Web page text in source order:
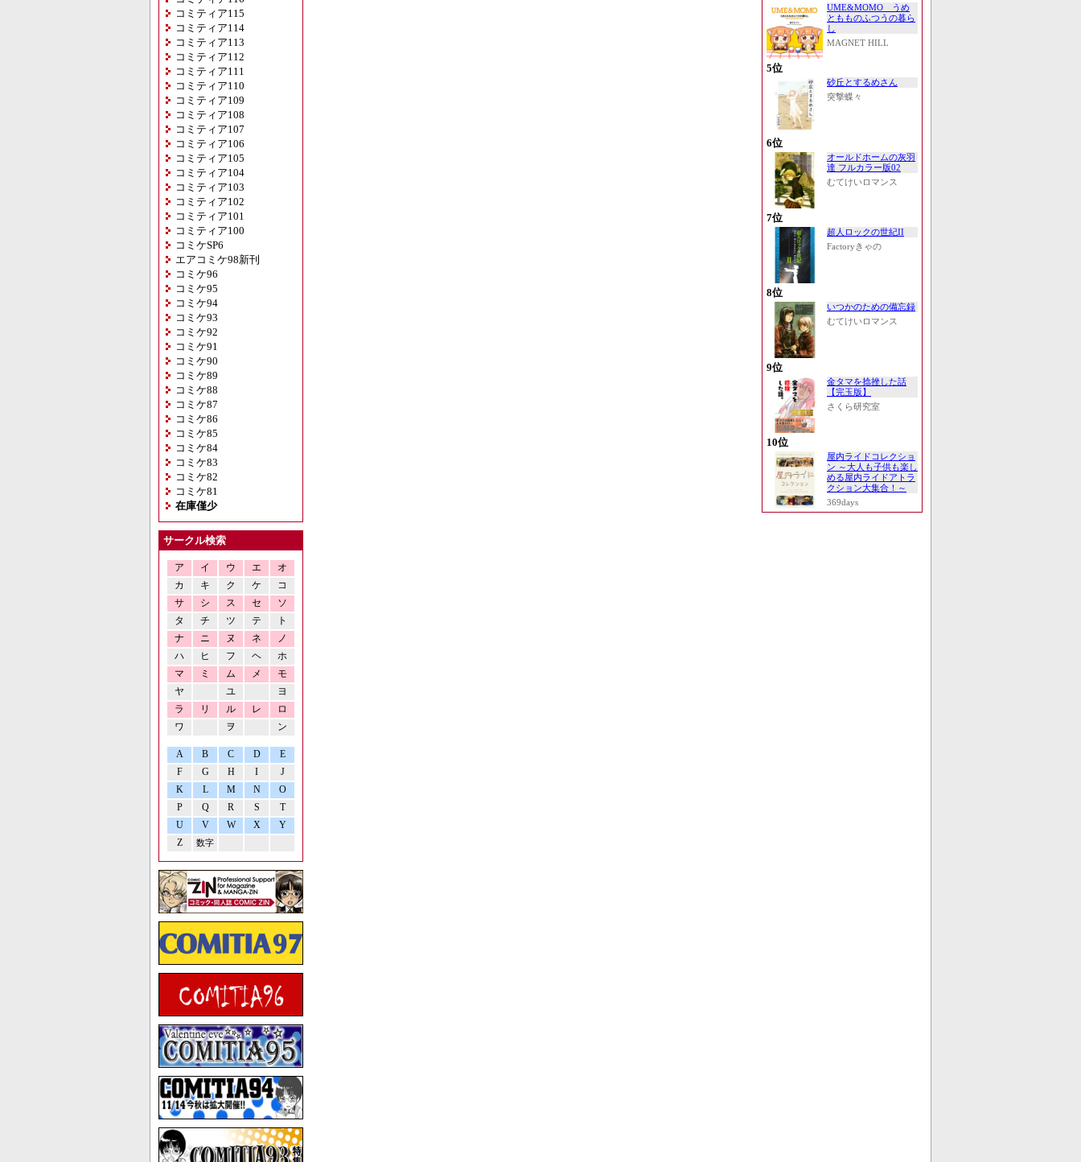
コミティア115
コミティア114
コミティア113
コミティア112
コミティア111
コミティア110
コミティア109
コミティア108
コミティア107
コミティア106
コミティア105
コミティア104
コミティア103
コミティア102
コミティア101
コミティア100
コミケSP6
エアコミケ98新刊
コミケ96
コミケ95
コミケ94
コミケ93
コミケ92
コミケ91
コミケ90
コミケ89
コミケ88
コミケ87
コミケ86
コミケ85
コミケ84
コミケ83
コミケ82
コミケ81
在庫僅少
サークル検索
ア イ ウ エ
オ
カ
キ ク ケ
コ
サ
シ ス セ
ソ
タ
チ ツ テ
ト
ナ
ニ ヌ ネ
ノ
ハ
ヒ フ ヘ
ホ
マ
ミ ム メ
モ
ヤ
ユ
ヨ
ラ
リ ル レ
ロ
ワ
ヲ ン
A B C D
E
F
G H I
J
K
L M N
O
P
Q R S
T
U
V W X
Y
Z
数字
UME&MOMO うめ
ともものふつうの暮ら
し
MAGNET HILL
5位
砂丘とするめさん
突撃蝶々
6位
オールドホームの灰羽
達 フルカラー版02
むてけいロマンス
7位
超人ロックの世紀II
Factoryきゃの
8位
いつかのための備忘録
むてけいロマンス
9位
金タマを捻挫した話
【完玉版】
さくら研究室
10位
屋内ライドコレクショ
ン ～大人も子供も楽し
める屋内ライドアトラ
クション大集合！～
369days